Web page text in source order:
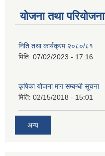
योजना तथा परियोजना
निति तथा कार्यक्रम २०८०/८१
मिति: 07/02/2023 - 17:16
कृषिका योजना माग सम्बन्धी सूचना
मिति: 02/15/2018 - 15:01
अन्य